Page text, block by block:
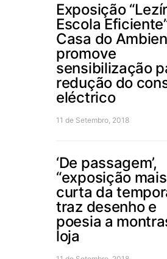
Exposição
Escola
Casa do
promove
sensibilização
redução do
eléctrico
11 de Setembro, 2018
‘De passagem’,
“exposição mais
curta da
traz desenho e
poesia a
loja